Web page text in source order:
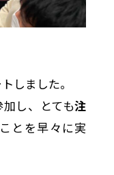
しました。
し、とても注
とを早々に実